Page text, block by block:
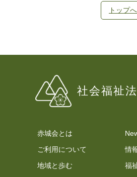
トップ
社会福祉
赤城会とは
ご利用について
地域と歩む
情
福